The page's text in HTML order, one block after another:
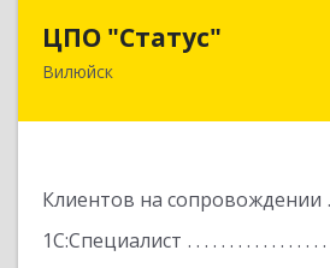
ЦПО "Статус"
Вилюйск
Клиентов на сопровождении
1С:Специалист
677000, Саха /Якутия/ Респ,